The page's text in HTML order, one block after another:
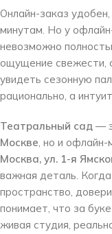
Онлайн-заказ
минутам. Но у
невозможно
ощущение свежести,
увидеть сезонную
рационально, а
Театральный сад —
Москве, но и офлайн-
Москва, ул. 1-я
важная деталь.
пространство,
понимает, что за
живая студия,